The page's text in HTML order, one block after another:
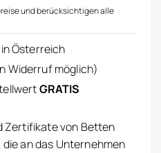
und berücksichtigen alle
Österreich
Widerruf möglich)
GRATIS
Zertifikate von Betten
die an das Unternehmen